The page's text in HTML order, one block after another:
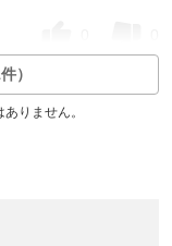
）
りません。